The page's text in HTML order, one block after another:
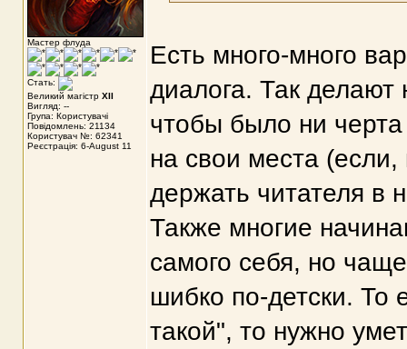
Мастер флуда
Стать:
Великий магістр XII
Вигляд: --
Група: Користувачі
Повідомлень: 21134
Користувач №: 62341
Реєстрація: 6-August 11
Есть много-много
диалога. Так делают
чтобы было ни
на свои места (если,
держать читателя в
Также многие
самого себя, но
шибко по-детски. То
такой", то нужно